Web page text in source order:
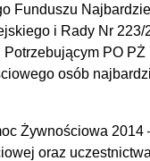
Funduszu
i Rady Nr 223/
PO
osób
Żywnościowa
oraz